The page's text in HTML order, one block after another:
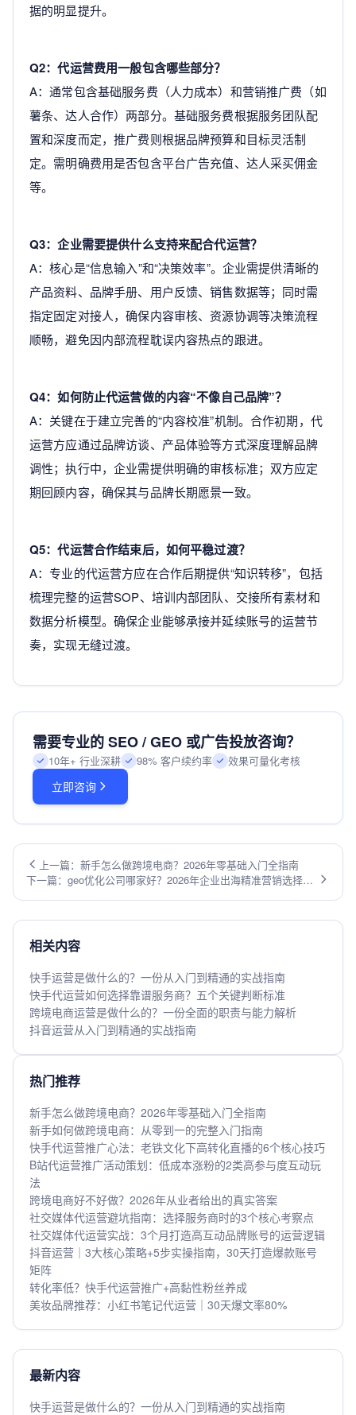
据的明显提升。
Q2：代运营费用一般包含哪些部分？
A：通常包含基础服务费（人力成本）和营销推广费（如
薯条、达人合作）两部分。基础服务费根据服务团队配
置和深度而定，推广费则根据品牌预算和目标灵活制
定。需明确费用是否包含平台广告充值、达人采买佣金
等。
Q3：企业需要提供什么支持来配合代运营？
A：核心是“信息输入”和“决策效率”。企业需提供清晰的
产品资料、品牌手册、用户反馈、销售数据等；同时需
指定固定对接人，确保内容审核、资源协调等决策流程
顺畅，避免因内部流程耽误内容热点的跟进。
Q4：如何防止代运营做的内容“不像自己品牌”？
A：关键在于建立完善的“内容校准”机制。合作初期，代
运营方应通过品牌访谈、产品体验等方式深度理解品牌
调性；执行中，企业需提供明确的审核标准；双方应定
期回顾内容，确保其与品牌长期愿景一致。
Q5：代运营合作结束后，如何平稳过渡？
A：专业的代运营方应在合作后期提供“知识转移”，包括
梳理完整的运营SOP、培训内部团队、交接所有素材和
数据分析模型。确保企业能够承接并延续账号的运营节
奏，实现无缝过渡。
需要专业的 SEO / GEO 或广告投放咨询？
10年+ 行业深耕 98% 客户续约率 效果可量化考核
立即咨询
上一篇：新手怎么做跨境电商？2026年零基础入门全指南
下一篇：geo优化公司哪家好？2026年企业出海精准营销选择指
相关内容
快手运营是做什么的？一份从入门到精通的实战指南
快手代运营如何选择靠谱服务商？五个关键判断标准
跨境电商运营是做什么的？一份全面的职责与能力解析
抖音运营从入门到精通的实战指南
热门推荐
新手怎么做跨境电商？2026年零基础入门全指南
新手如何做跨境电商：从零到一的完整入门指南
快手代运营推广心法：老铁文化下高转化直播的6个核心技巧
B站代运营推广活动策划：低成本涨粉的2类高参与度互动玩
法
跨境电商好不好做？2026年从业者给出的真实答案
社交媒体代运营避坑指南：选择服务商时的3个核心考察点
社交媒体代运营实战：3个月打造高互动品牌账号的运营逻辑
抖音运营｜3大核心策略+5步实操指南，30天打造爆款账号
矩阵
转化率低？快手代运营推广+高黏性粉丝养成
美妆品牌推荐：小红书笔记代运营｜30天爆文率80%
最新内容
快手运营是做什么的？一份从入门到精通的实战指南